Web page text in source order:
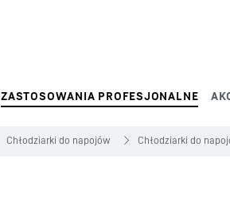
ZASTOSOWANIA PROFESJONALNE
Chłodziarki do napojów Chłodziarki do